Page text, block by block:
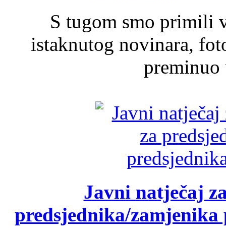
S tugom smo primili
istaknutog novinara,
Javni natječaj
predsjednika/